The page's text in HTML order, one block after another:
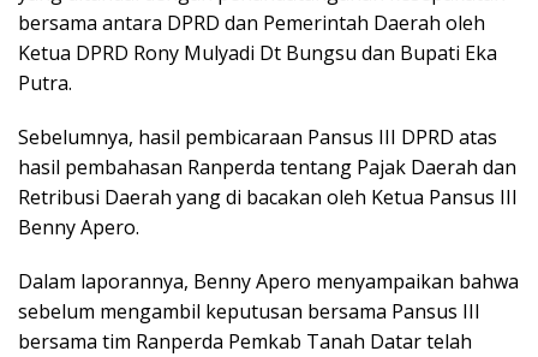
bersama antara DPRD dan Pemerintah Daerah oleh
Ketua DPRD Rony Mulyadi Dt Bungsu dan Bupati Eka
Putra.
Sebelumnya, hasil pembicaraan Pansus III DPRD atas
hasil pembahasan Ranperda tentang Pajak Daerah dan
Retribusi Daerah yang di bacakan oleh Ketua Pansus III
Benny Apero.
Dalam laporannya, Benny Apero menyampaikan bahwa
sebelum mengambil keputusan bersama Pansus III
bersama tim Ranperda Pemkab Tanah Datar telah